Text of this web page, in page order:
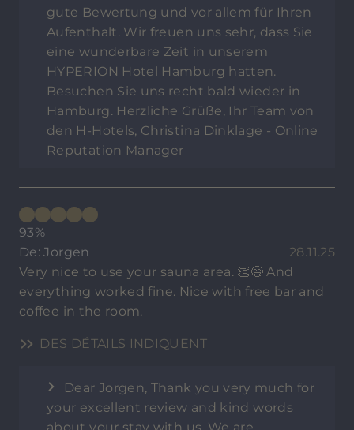
gute Bewertung und vor allem für Ihren
Aufenthalt. Wir freuen uns sehr, dass Sie
eine wunderbare Zeit in unserem
HYPERION Hotel Hamburg hatten.
Besuchen Sie uns recht bald wieder in
Hamburg. Herzliche Grüße, Ihr Team von
den H-Hotels, Christina Dinklage - Online
Reputation Manager
93%
De: Jorgen
28.11.25
Very nice to use your sauna area. 👏😄 And
everything worked fine. Nice with free bar and
coffee in the room.
DES DÉTAILS INDIQUENT
Dear Jorgen, Thank you very much for
your excellent review and kind words